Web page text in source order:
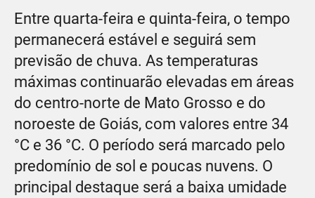
Entre quarta-feira e quinta-feira, o tempo
permanecerá estável e seguirá sem
previsão de chuva. As temperaturas
máximas continuarão elevadas em áreas
do centro-norte de Mato Grosso e do
noroeste de Goiás, com valores entre 34
°C e 36 °C. O período será marcado pelo
predomínio de sol e poucas nuvens. O
principal destaque será a baixa umidade